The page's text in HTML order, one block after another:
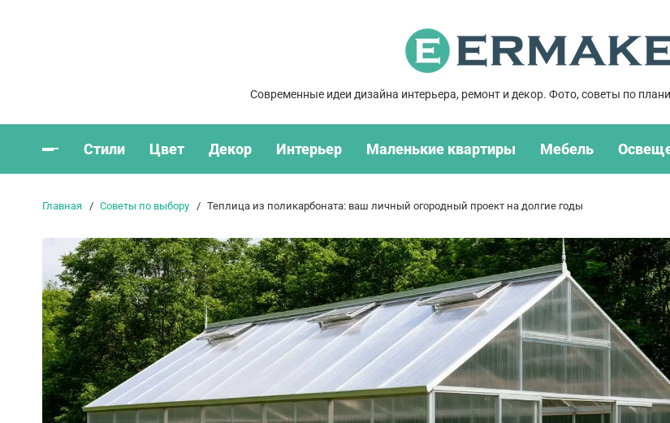
Современные идеи дизайна интерьера, ремонт и декор. Фото, советы по
Стили Цвет Декор Интерьер Маленькие квартиры Мебель
Главная Советы по выбору Теплица из поликарбоната: ваш личный огородный проект на долгие годы